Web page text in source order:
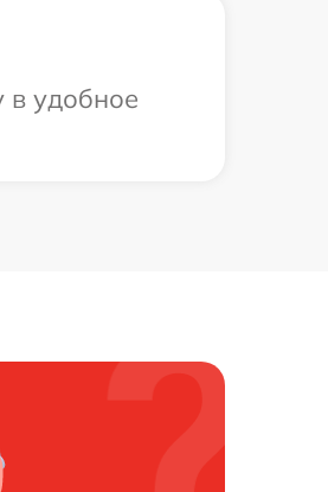
в удобное